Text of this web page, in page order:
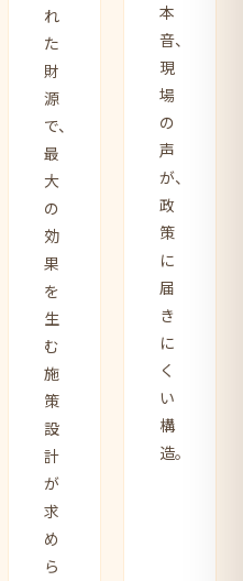
れ
た
財
源
で、
最
大
の
効
果
を
生
む
施
策
設
計
が
求
め
ら
本
音、
現
場
の
声
が、
政
策
に
届
き
に
く
い
構
造。